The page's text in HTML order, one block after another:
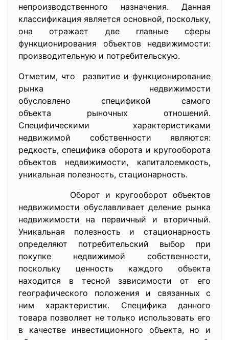
непроизводственного назначения. Данная
классификация является основной, поскольку,
она отражает две главные сферы
функционирования объектов недвижимости:
производительную и потребительскую.
Отметим, что развитие и функционирование
рынка недвижимости
обусловлено спецификой самого
объекта рыночных отношений.
Специфическими характеристиками
недвижимой собственности являются:
редкость, специфика оборота и кругооборота
объектов недвижимости, капиталоемкость,
уникальная полезность, стационарность.
Оборот и кругооборот объектов
недвижимости обуславливает деление рынка
недвижимости на первичный и вторичный.
Уникальная полезность и стационарность
определяют потребительский выбор при
покупке недвижимой собственности,
поскольку ценность каждого объекта
находится в тесной зависимости от его
географического положения и связанных с
ним характеристик. Специфика данного
товара позволяет не только использовать его
в качестве инвестиционного объекта, но и